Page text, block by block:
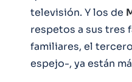
televisión. Y los de
respetos a sus tres
familiares, el
espejo-, ya están